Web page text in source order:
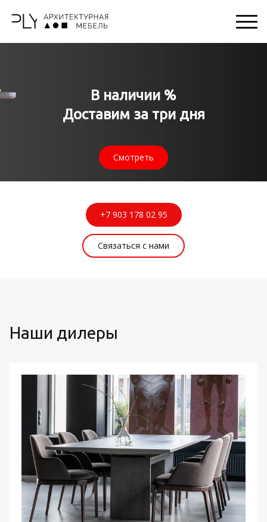
В наличии %
Доставим за три дня
Смотреть
+7 903 178 02 95
Связаться с нами
Наши дилеры